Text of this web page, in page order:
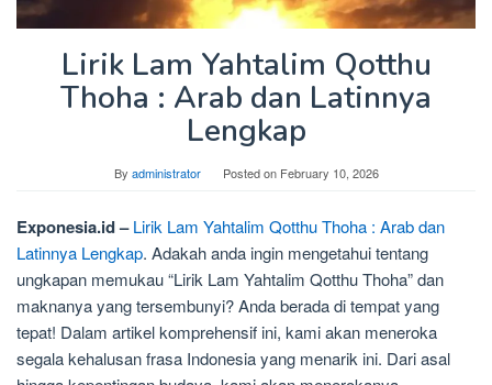
Lirik Lam Yahtalim Qotthu
Thoha : Arab dan Latinnya
Lengkap
By administrator Posted on February 10, 2026
Exponesia.id – Lirik Lam Yahtalim Qotthu Thoha : Arab dan
Latinnya Lengkap. Adakah anda ingin mengetahui tentang
ungkapan memukau “Lirik Lam Yahtalim Qotthu Thoha” dan
maknanya yang tersembunyi? Anda berada di tempat yang
tepat! Dalam artikel komprehensif ini, kami akan meneroka
segala kehalusan frasa Indonesia yang menarik ini. Dari asal